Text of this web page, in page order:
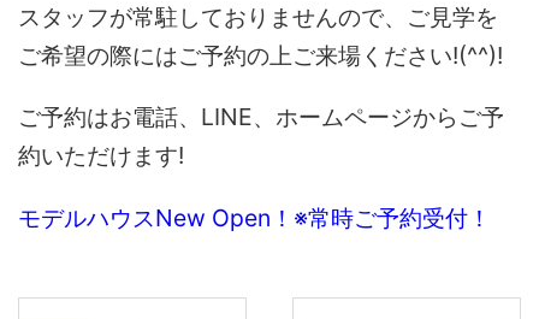
スタッフが常駐しておりませんので、ご見学を
ご希望の際にはご予約の上ご来場ください!(^^)!
ご予約はお電話、LINE、ホームページからご予
約いただけます!
モデルハウスNew Open！※常時ご予約受付！